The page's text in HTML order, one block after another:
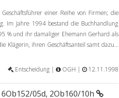
einer Reihe von Firmen; die
Im Jahre 1994 bestand die Buchhandlung
% und ihr damaliger Ehemann Gerhard als
Klägerin, ihren Geschäftsanteil samt dazu...
Entscheidung |
OGH | 12.11.1998
05d, 2Ob160/10h